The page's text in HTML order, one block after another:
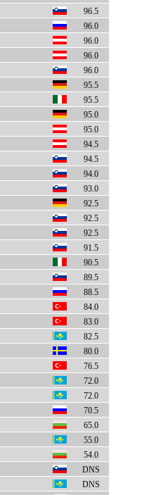
96.5
96.0
96.0
96.0
96.0
95.5
95.5
95.0
95.0
94.5
94.5
94.0
93.0
92.5
92.5
92.5
91.5
90.5
89.5
88.5
84.0
83.0
82.5
80.0
76.5
72.0
72.0
70.5
65.0
55.0
54.0
DNS
DNS